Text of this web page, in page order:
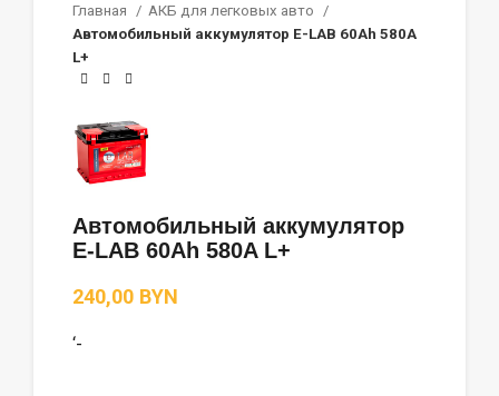
Главная
АКБ для легковых авто
Автомобильный аккумулятор E-LAB 60Ah 580A
L+
Автомобильный аккумулятор
E-LAB 60Ah 580A L+
BYN
‘-